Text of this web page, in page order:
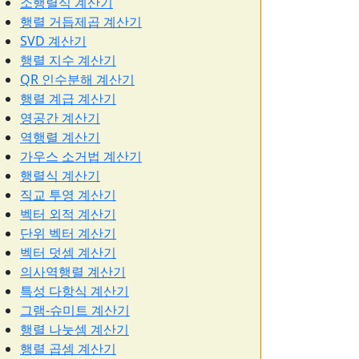
행렬 거듭제곱 계산기
SVD 계산기
행렬 지수 계산기
QR 인수분해 계산기
행렬 계급 계산기
영공간 계산기
역행렬 계산기
가우스 소거법 계산기
행렬식 계산기
직교 투영 계산기
벡터 외적 계산기
단위 벡터 계산기
벡터 덧셈 계산기
의사역행렬 계산기
특성 다항식 계산기
그램-슈미트 계산기
행렬 나눗셈 계산기
행렬 곱셈 계산기